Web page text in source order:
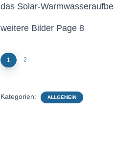
das Solar-
weitere Bilder Page 8
1 2
Kategorien: ALLGEMEIN